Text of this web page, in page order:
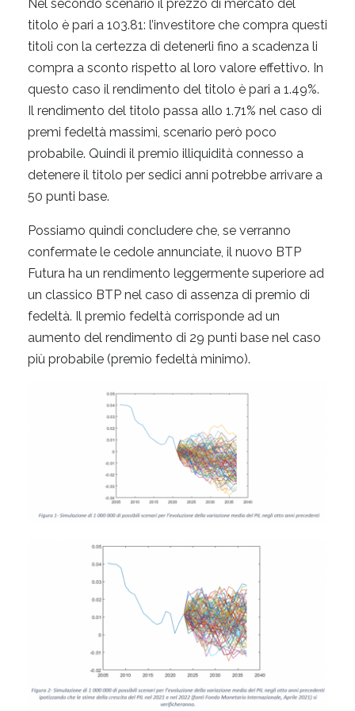
Nel secondo scenario il prezzo di mercato del
titolo è pari a 103.81: l’investitore che compra questi
titoli con la certezza di detenerli fino a scadenza li
compra a sconto rispetto al loro valore effettivo. In
questo caso il rendimento del titolo è pari a 1.49%.
Il rendimento del titolo passa allo 1.71% nel caso di
premi fedeltà massimi, scenario però poco
probabile. Quindi il premio illiquidità connesso a
detenere il titolo per sedici anni potrebbe arrivare a
50 punti base.
Possiamo quindi concludere che, se verranno
confermate le cedole annunciate, il nuovo BTP
Futura ha un rendimento leggermente superiore ad
un classico BTP nel caso di assenza di premio di
fedeltà. Il premio fedeltà corrisponde ad un
aumento del rendimento di 29 punti base nel caso
più probabile (premio fedeltà minimo).